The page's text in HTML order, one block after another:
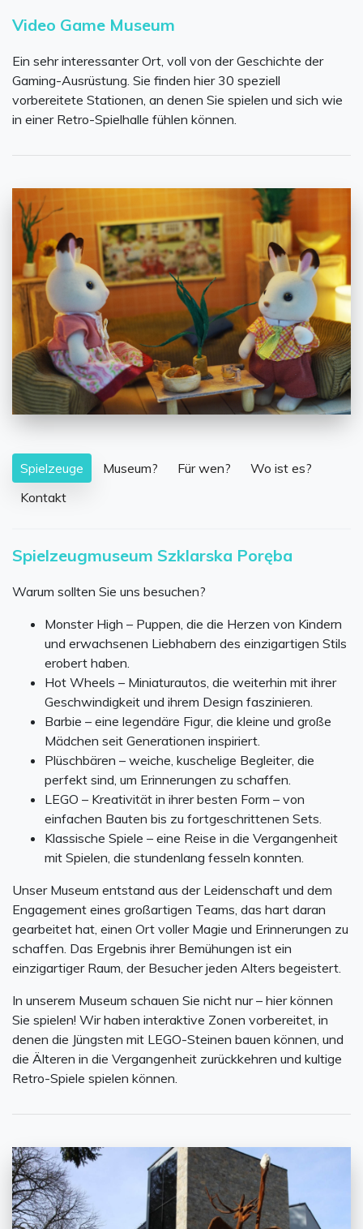
Video Game Museum
Ein sehr interessanter Ort, voll von der Geschichte der
Gaming-Ausrüstung. Sie finden hier 30 speziell
vorbereitete Stationen, an denen Sie spielen und sich wie
in einer Retro-Spielhalle fühlen können.
Spielzeuge Museum? Für wen?
Wo ist es?
Kontakt
Spielzeugmuseum Szklarska Poręba
Warum sollten Sie uns besuchen?
Monster High – Puppen, die die Herzen von Kindern
und erwachsenen Liebhabern des einzigartigen Stils
erobert haben.
Hot Wheels – Miniaturautos, die weiterhin mit ihrer
Geschwindigkeit und ihrem Design faszinieren.
Barbie – eine legendäre Figur, die kleine und große
Mädchen seit Generationen inspiriert.
Plüschbären – weiche, kuschelige Begleiter, die
perfekt sind, um Erinnerungen zu schaffen.
LEGO – Kreativität in ihrer besten Form – von
einfachen Bauten bis zu fortgeschrittenen Sets.
Klassische Spiele – eine Reise in die Vergangenheit
mit Spielen, die stundenlang fesseln konnten.
Unser Museum entstand aus der Leidenschaft und dem
Engagement eines großartigen Teams, das hart daran
gearbeitet hat, einen Ort voller Magie und Erinnerungen zu
schaffen. Das Ergebnis ihrer Bemühungen ist ein
einzigartiger Raum, der Besucher jeden Alters begeistert.
In unserem Museum schauen Sie nicht nur – hier können
Sie spielen! Wir haben interaktive Zonen vorbereitet, in
denen die Jüngsten mit LEGO-Steinen bauen können, und
die Älteren in die Vergangenheit zurückkehren und kultige
Retro-Spiele spielen können.